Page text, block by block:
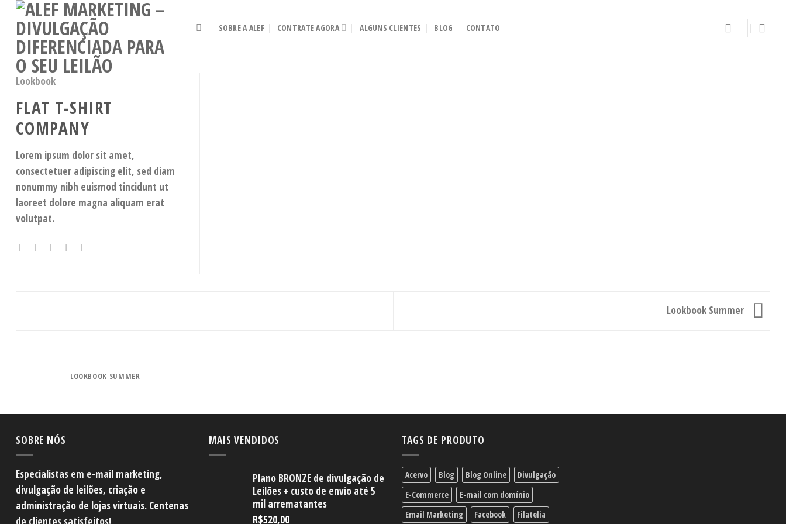
Skip
content
SOBRE A ALEF CONTRATE AGORA ALGUNS CLIENTES BLOG CONTATO
Lookbook
FLAT T-SHIRT
COMPANY
Lorem ipsum dolor sit amet,
consectetuer adipiscing elit, sed diam
nonummy nibh euismod tincidunt ut
laoreet dolore magna aliquam erat
volutpat.
Lookbook Summer
LOOKBOOK SUMMER
SOBRE NÓS
Especialistas em e-mail marketing,
divulgação de leilões, criação e
administração de lojas virtuais. Centenas
MAIS VENDIDOS
Plano BRONZE de divulgação de
Leilões + custo de envio até 5
mil arrematantes
R$520,00
TAGS DE PRODUTO
Acervo Blog Blog Online
Divulgação
E-Commerce
E-mail com domínio
Email Marketing
Facebook Filatelia